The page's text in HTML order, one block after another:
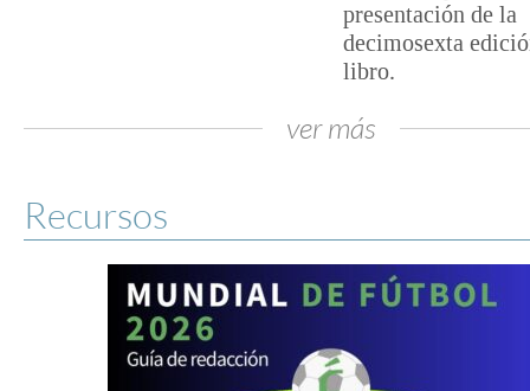
presentación de la
decimosexta
libro.
ver más
Recursos